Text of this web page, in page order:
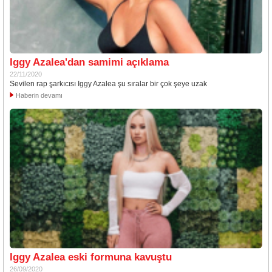
Iggy Azalea'dan samimi açıklama
22/11/2020
Sevilen rap şarkıcısı Iggy Azalea şu sıralar bir çok şeye uzak
Haberin devamı
Iggy Azalea eski formuna kavuştu
26/09/2020